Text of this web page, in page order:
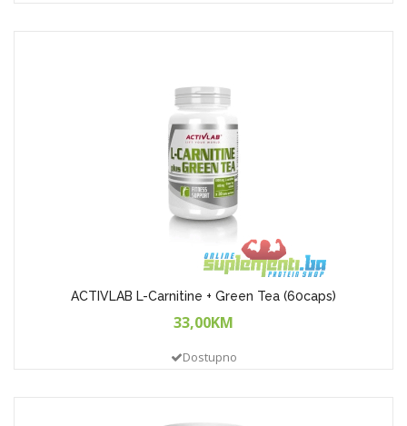
ACTIVLAB L-Carnitine + Green Tea (60caps)
33,00KM
Dostupno